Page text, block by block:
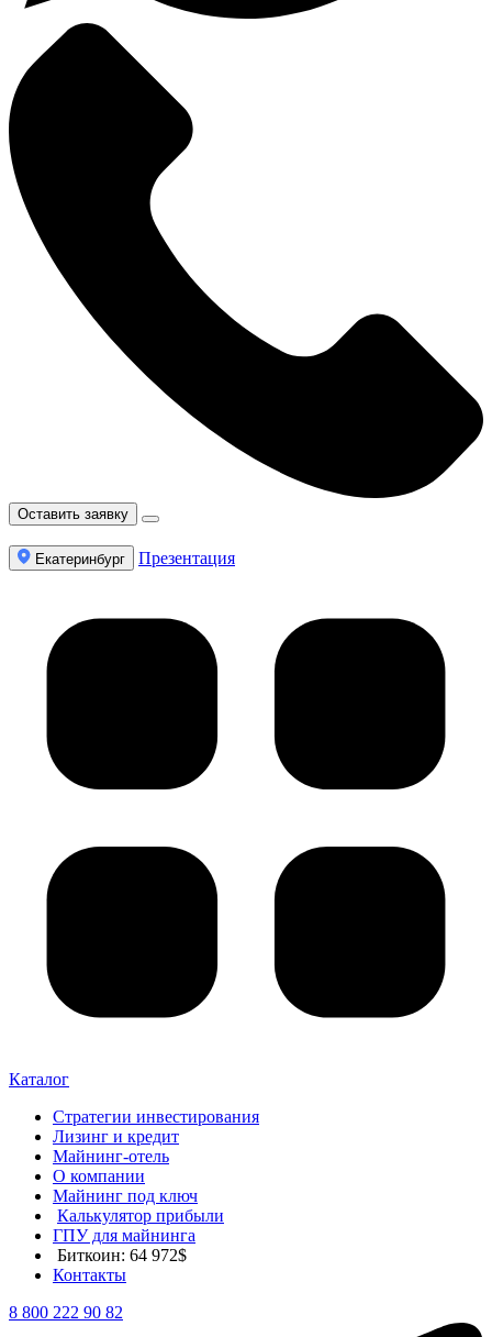
Оставить заявку
Екатеринбург Презентация
Каталог
Стратегии инвестирования
Лизинг и кредит
Майнинг-отель
О компании
Майнинг под ключ
Калькулятор прибыли
ГПУ для майнинга
Биткоин: 64 972$
Контакты
8 800 222 90 82